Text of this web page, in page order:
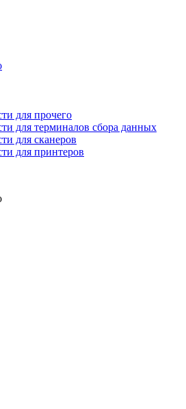
для прочего
для терминалов сбора данных
для сканеров
для принтеров